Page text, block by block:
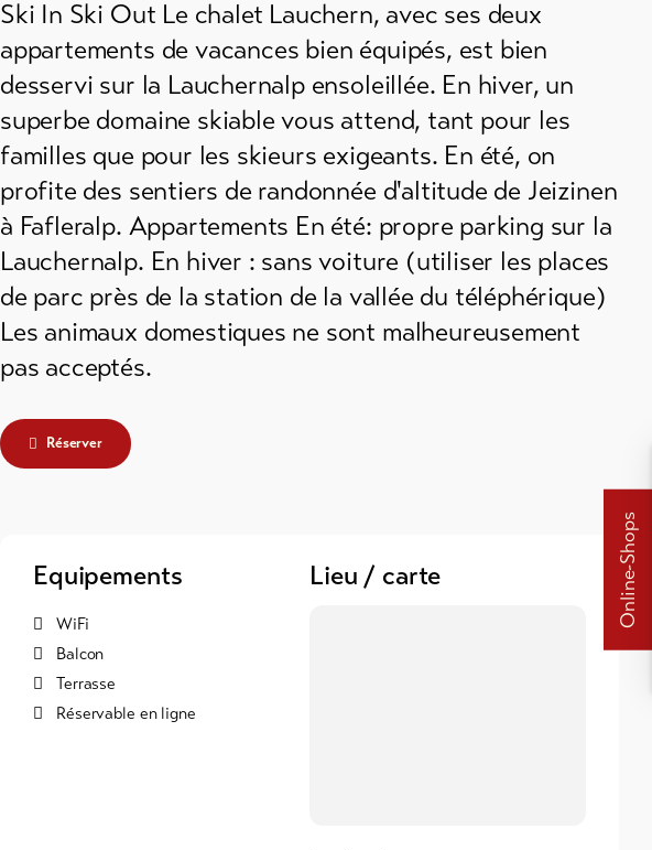
Online-Shops
Ski In Ski Out Le chalet Lauchern, avec ses deux
appartements de vacances bien équipés, est bien
desservi sur la Lauchernalp ensoleillée. En hiver, un
superbe domaine skiable vous attend, tant pour les
familles que pour les skieurs exigeants. En été, on
profite des sentiers de randonnée d'altitude de Jeizinen
à Fafleralp. Appartements En été: propre parking sur la
Lauchernalp. En hiver : sans voiture (utiliser les places
de parc près de la station de la vallée du téléphérique)
Les animaux domestiques ne sont malheureusement
pas acceptés.
Réserver
Equipements
WiFi
Balcon
Terrasse
Réservable en ligne
Lieu / carte